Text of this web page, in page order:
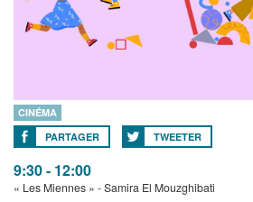
CINÉMA
PARTAGER
TWEETER
9:30 - 12:00
« Les Miennes » - Samira El Mouzghibati